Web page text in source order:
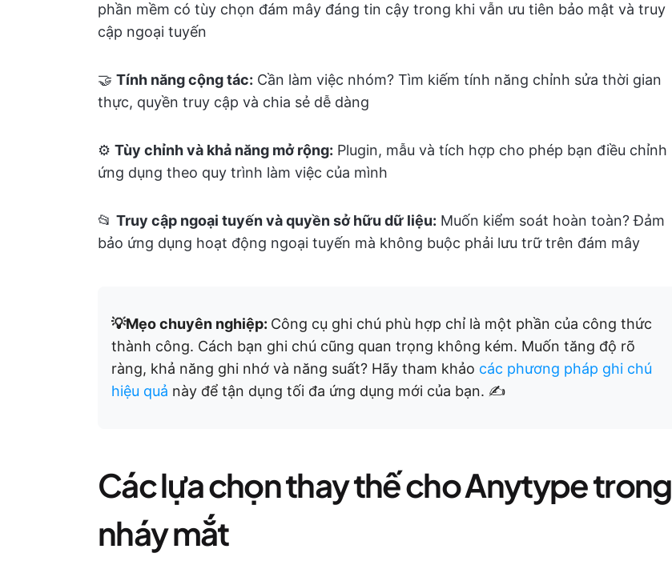
phần mềm có tùy chọn đám mây đáng tin cậy trong khi vẫn ưu tiên bảo mật và truy
cập ngoại tuyến
🤝 Tính năng cộng tác: Cần làm việc nhóm? Tìm kiếm tính năng chỉnh sửa thời gian
thực, quyền truy cập và chia sẻ dễ dàng
⚙️ Tùy chỉnh và khả năng mở rộng: Plugin, mẫu và tích hợp cho phép bạn điều chỉnh
ứng dụng theo quy trình làm việc của mình
📂 Truy cập ngoại tuyến và quyền sở hữu dữ liệu: Muốn kiểm soát hoàn toàn? Đảm
bảo ứng dụng hoạt động ngoại tuyến mà không buộc phải lưu trữ trên đám mây
💡Mẹo chuyên nghiệp: Công cụ ghi chú phù hợp chỉ là một phần của công thức
thành công. Cách bạn ghi chú cũng quan trọng không kém. Muốn tăng độ rõ
ràng, khả năng ghi nhớ và năng suất? Hãy tham khảo các phương pháp ghi chú
hiệu quả này để tận dụng tối đa ứng dụng mới của bạn. ✍️
Các lựa chọn thay thế cho Anytype trong
nháy mắt